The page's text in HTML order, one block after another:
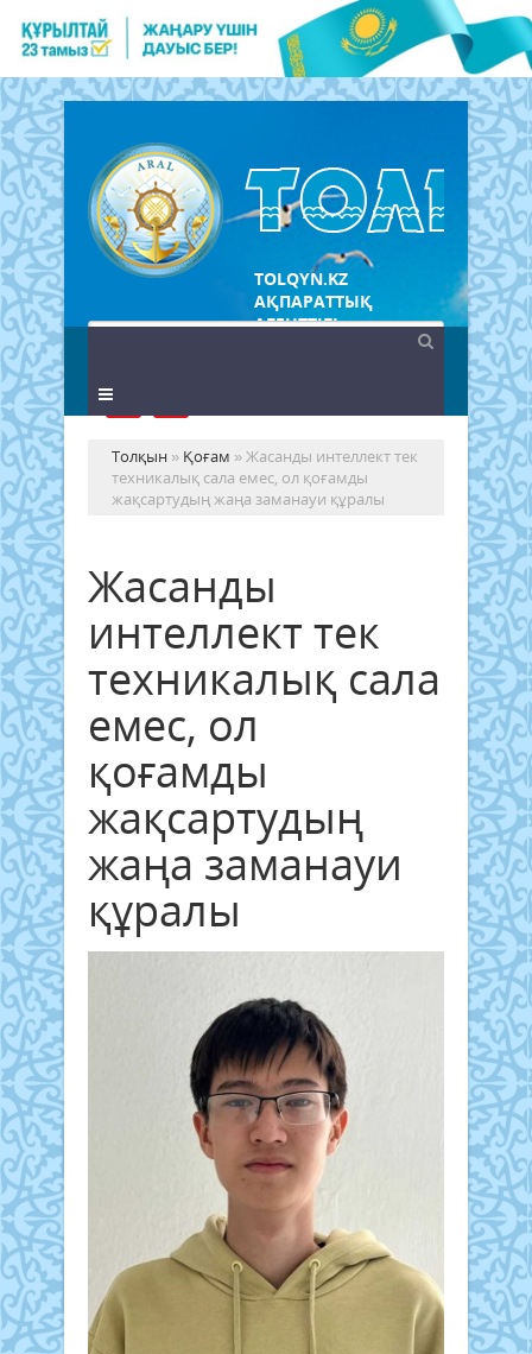
TOLQYN.KZ
АҚПАРАТТЫҚ
АГЕНТТІГІ
Толқын » Қоғам » Жасанды интеллект тек
техникалық сала емес, ол қоғамды
жақсартудың жаңа заманауи құралы
Жасанды
интеллект тек
техникалық сала
емес, ол
қоғамды
жақсартудың
жаңа заманауи
құралы